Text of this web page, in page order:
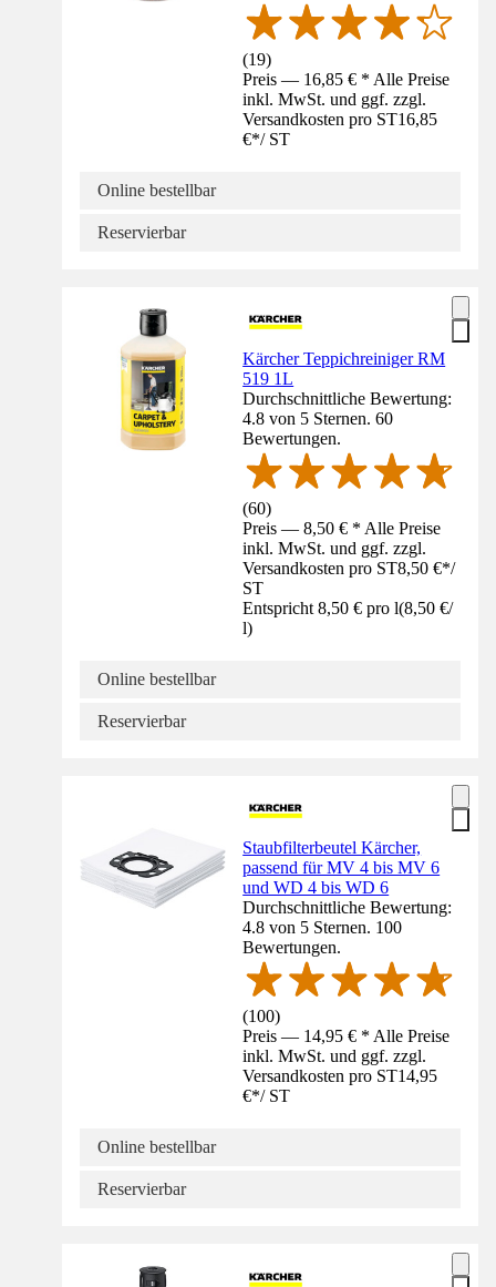
(19)
Preis — 16,85 € * Alle Preise
inkl. MwSt. und ggf. zzgl.
Versandkosten pro ST16,85
€*/ ST
Online bestellbar
Reservierbar
Kärcher Teppichreiniger RM
519 1L
Durchschnittliche Bewertung:
4.8 von 5 Sternen. 60
Bewertungen.
(60)
Preis — 8,50 € * Alle Preise
inkl. MwSt. und ggf. zzgl.
Versandkosten pro ST8,50 €*/
ST
Entspricht 8,50 € pro l(8,50 €/
l)
Online bestellbar
Reservierbar
Staubfilterbeutel Kärcher,
passend für MV 4 bis MV 6
und WD 4 bis WD 6
Durchschnittliche Bewertung:
4.8 von 5 Sternen. 100
Bewertungen.
(100)
Preis — 14,95 € * Alle Preise
inkl. MwSt. und ggf. zzgl.
Versandkosten pro ST14,95
€*/ ST
Online bestellbar
Reservierbar